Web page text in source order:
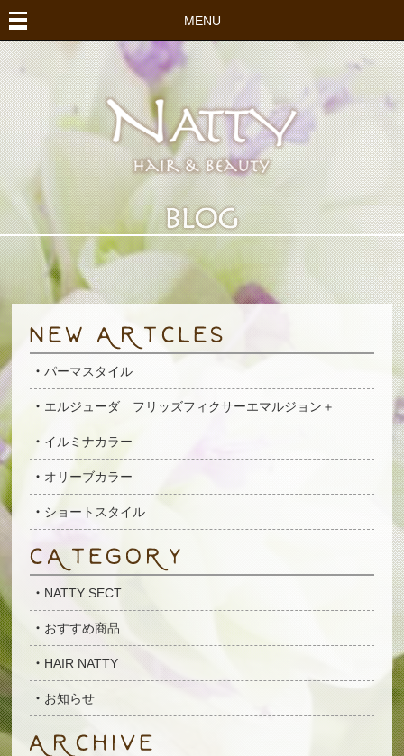
MENU
パーマスタイル
エルジューダ フリッズフィクサーエマルジョン＋
イルミナカラー
オリーブカラー
ショートスタイル
NATTY SECT
おすすめ商品
HAIR NATTY
お知らせ